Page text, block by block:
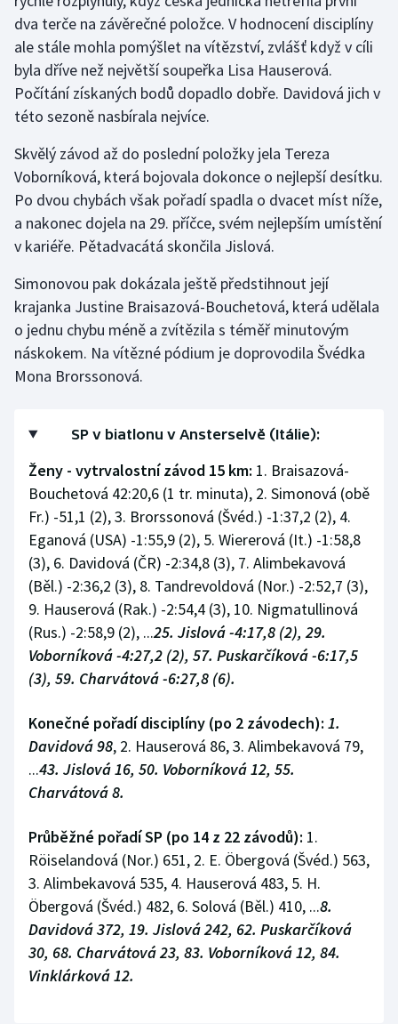
dva terče na závěrečné položce. V hodnocení disciplíny
ale stále mohla pomýšlet na vítězství, zvlášť když v cíli
byla dříve než největší soupeřka Lisa Hauserová.
Počítání získaných bodů dopadlo dobře. Davidová jich v
této sezoně nasbírala nejvíce.
Skvělý závod až do poslední položky jela Tereza
Voborníková, která bojovala dokonce o nejlepší desítku.
Po dvou chybách však pořadí spadla o dvacet míst níže,
a nakonec dojela na 29. příčce, svém nejlepším umístění
v kariéře. Pětadvacátá skončila Jislová.
Simonovou pak dokázala ještě předstihnout její
krajanka Justine Braisazová-Bouchetová, která udělala
o jednu chybu méně a zvítězila s téměř minutovým
náskokem. Na vítězné pódium je doprovodila Švédka
Mona Brorssonová.
SP v biatlonu v Ansterselvě (Itálie):
Ženy - vytrvalostní závod 15 km: 1. Braisazová-
Bouchetová 42:20,6 (1 tr. minuta), 2. Simonová (obě
Fr.) -51,1 (2), 3. Brorssonová (Švéd.) -1:37,2 (2), 4.
Eganová (USA) -1:55,9 (2), 5. Wiererová (It.) -1:58,8
(3), 6. Davidová (ČR) -2:34,8 (3), 7. Alimbekavová
(Běl.) -2:36,2 (3), 8. Tandrevoldová (Nor.) -2:52,7 (3),
9. Hauserová (Rak.) -2:54,4 (3), 10. Nigmatullinová
(Rus.) -2:58,9 (2), ...25. Jislová -4:17,8 (2), 29.
Voborníková -4:27,2 (2), 57. Puskarčíková -6:17,5
(3), 59. Charvátová -6:27,8 (6).
Konečné pořadí disciplíny (po 2 závodech): 1.
Davidová 98, 2. Hauserová 86, 3. Alimbekavová 79,
...43. Jislová 16, 50. Voborníková 12, 55.
Charvátová 8.
Průběžné pořadí SP (po 14 z 22 závodů): 1.
Röiselandová (Nor.) 651, 2. E. Öbergová (Švéd.) 563,
3. Alimbekavová 535, 4. Hauserová 483, 5. H.
Öbergová (Švéd.) 482, 6. Solová (Běl.) 410, ...8.
Davidová 372, 19. Jislová 242, 62. Puskarčíková
30, 68. Charvátová 23, 83. Voborníková 12, 84.
Vinklárková 12.